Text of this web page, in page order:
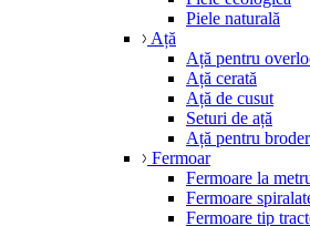
Piele naturală
Ață
Ață pentru
Ață cerată
Ață de cusut
Seturi de ață
Ață pentru
Fermoar
Fermoare la
Fermoare
Fermoare tip